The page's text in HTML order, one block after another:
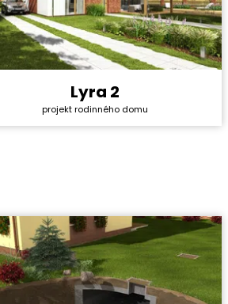
stavby svépomocí:
projektu:
Lyra 2
projekt rodinného domu